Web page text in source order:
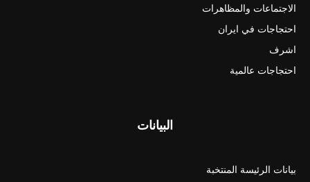
الاجتماعات والمظاهرات
احتجاجات في ايران
اشرف
احتجاجات عالمية
البيانات
بيانات الرئيسة المنتخبة